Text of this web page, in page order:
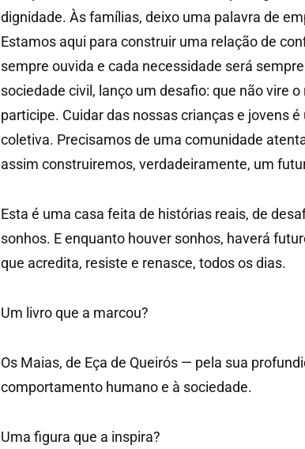
dignidade. Às famílias, deixo uma palavra de
Estamos aqui para construir uma relação de
sempre ouvida e cada necessidade será
sociedade civil, lanço um desafio: que não vire
participe. Cuidar das nossas crianças e jovens
coletiva. Precisamos de uma comunidade
assim construiremos, verdadeiramente, um
Esta é uma casa feita de histórias reais, de
sonhos. E enquanto houver sonhos, haverá
que acredita, resiste e renasce, todos os dias.
Um livro que a marcou?
Os Maias, de Eça de Queirós — pela sua
comportamento humano e à sociedade.
Uma figura que a inspira?